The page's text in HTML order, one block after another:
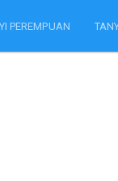
PEREMPUAN